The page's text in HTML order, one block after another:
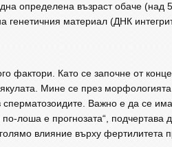
определена възраст обаче (над
генетичния материал (ДНК
фактори. Като се започне от
Мине се през
Важно е да се
лоша е прогнозата“, подчертава
влияние върху фертилитета